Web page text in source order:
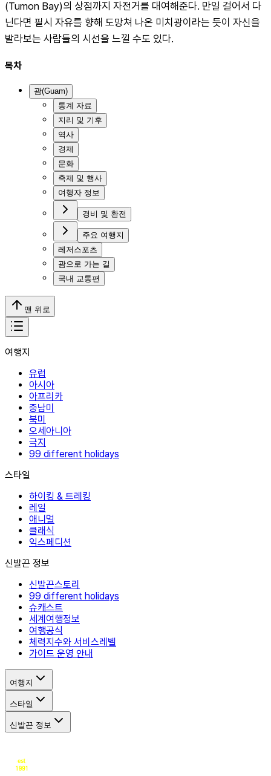
(Tumon Bay)의 상점까지 자전거를 대여해준다. 만일 걸어서 다
닌다면 필시 자유를 향해 도망쳐 나온 미치광이라는 듯이 자신을
발라보는 사람들의 시선을 느낄 수도 있다.
목차
괌(Guam)
통계 자료
지리 및 기후
역사
경제
문화
축제 및 행사
여행자 정보
경비 및 환전
주요 여행지
레저스포츠
괌으로 가는 길
국내 교통편
맨 위로
여행지
유럽
아시아
아프리카
중남미
북미
오세아니아
극지
99 different holidays
스타일
하이킹 & 트레킹
레일
애니멀
클래식
익스페디션
신발끈 정보
신발끈스토리
99 different holidays
슈캐스트
세계여행정보
여행공식
체력지수와 서비스레벨
가이드 운영 안내
여행지
스타일
신발끈 정보